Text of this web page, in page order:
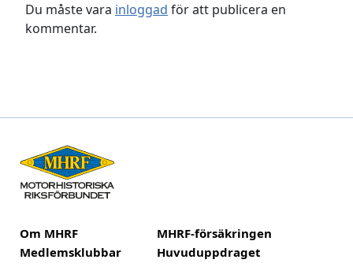
Du måste vara inloggad för att publicera en
kommentar.
Om MHRF
MHRF-försäkringen
Medlemsklubbar
Huvuduppdraget